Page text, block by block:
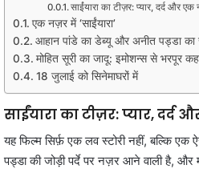
साईंयारा का टीज़र: प्यार, दर्द और
एक नज़र में ‘साईंयारा’
आहान पांडे का डेब्यू और अनीत पड्डा का
मोहित सूरी का जादू: इमोशन्स से भरपूर
18 जुलाई को सिनेमाघरों में
साईंयारा का टीज़र: प्यार,
यह फिल्म सिर्फ़ एक लव स्टोरी नहीं, बल्कि
पड्डा की जोड़ी पर्दे पर नज़र आने वाली है, और